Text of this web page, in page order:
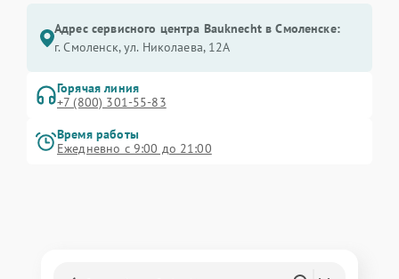
Адрес сервисного центра Bauknecht в Смоленске:
г. Смоленск, ул. Николаева, 12А
Горячая линия
+7 (800) 301-55-83
Время работы
Ежедневно с 9:00 до 21:00